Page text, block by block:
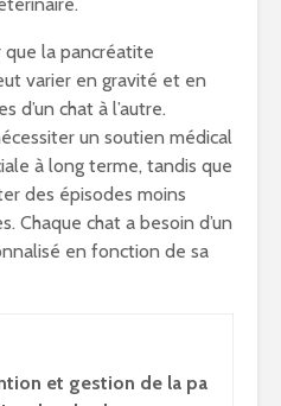
la pancréatite
varier en gravité et en
d’un chat à l’autre.
un soutien médical
à long terme, tandis que
des épisodes moins
Chaque chat a besoin d’un
en fonction de sa
et gestion de la pa